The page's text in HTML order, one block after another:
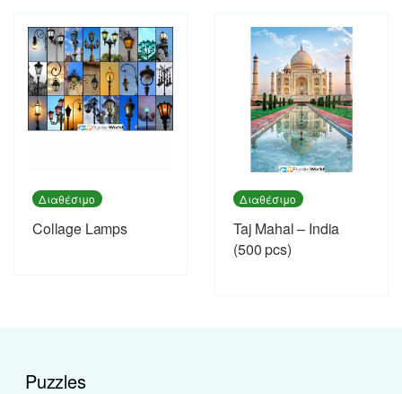
Διαθέσιμο
Collage Lamps
Διαθέσιμο
Taj Mahal – India
(500 pcs)
Puzzles